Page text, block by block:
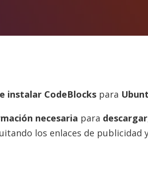
instalar CodeBlocks para
necesaria para descargar
los enlaces de publicidad